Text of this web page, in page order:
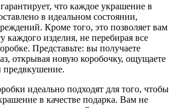
что каждое украшение в
в идеальном состоянии,
Кроме того, это позволяет вам
каждого изделия, не перебирая все
Представьте: вы получаете
открывая новую коробочку, ощущаете
предвкушение.
идеально подходят для того, чтобы
в качестве подарка. Вам не